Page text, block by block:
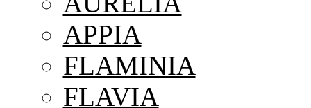
APPIA
FLAMINIA
FLAVIA